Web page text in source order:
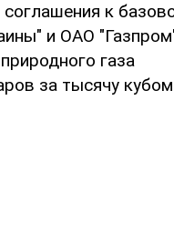
к
и ОАО
газа
за тысячу